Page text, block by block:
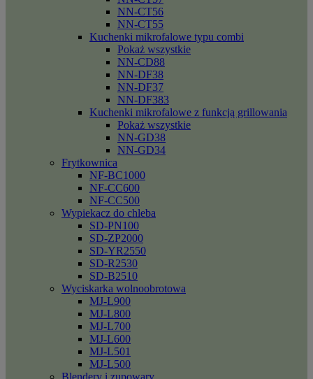
NN-CT56
NN-CT55
Kuchenki mikrofalowe typu combi
Pokaż wszystkie
NN-CD88
NN-DF38
NN-DF37
NN-DF383
Kuchenki mikrofalowe z funkcją grillowania
Pokaż wszystkie
NN-GD38
NN-GD34
Frytkownica
NF-BC1000
NF-CC600
NF-CC500
Wypiekacz do chleba
SD-PN100
SD-ZP2000
SD-YR2550
SD-R2530
SD-B2510
Wyciskarka wolnoobrotowa
MJ-L900
MJ-L800
MJ-L700
MJ-L600
MJ-L501
MJ-L500
Blendery i zupowary